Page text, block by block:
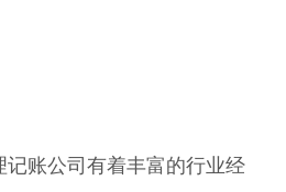
记账公司有着丰富的行业经